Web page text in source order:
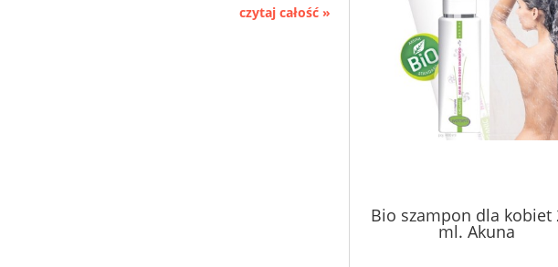
czytaj całość »
Bio szampon dla kobiet
ml. Akuna